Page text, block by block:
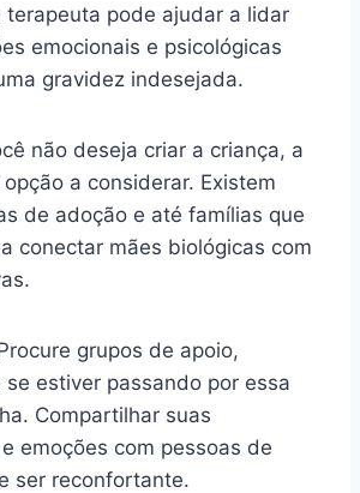
terapeuta pode ajudar a lidar
emocionais e psicológicas
gravidez indesejada.
não deseja criar a criança, a
a considerar. Existem
de adoção e até famílias que
conectar mães biológicas com
grupos de apoio,
se estiver passando por essa
Compartilhar suas
emoções com pessoas de
ser reconfortante.